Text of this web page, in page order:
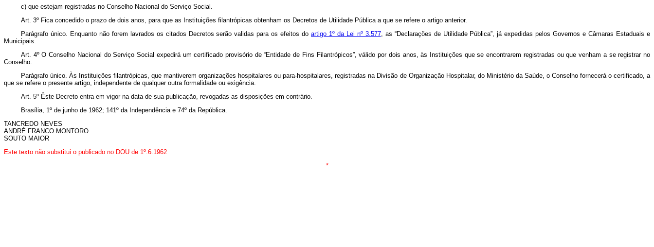
c) que estejam registradas no Conselho Nacional do Serviço Social.
Art. 3º Fica concedido o prazo de dois anos, para que as Instituições filantrópicas obtenham os Decretos de Utilidade Pública a que se refere o artigo anterior.
Parágrafo único. Enquanto não forem lavrados os citados Decretos serão validas para os efeitos doartigo 1º da Lei nº 3.577, as “Declarações de Utilidade Pública”, já expedidas pelos Governos e Câmaras Estaduais e
Municipais.
Art. 4º O Conselho Nacional do Serviço Social expedirá um certificado provisório de “Entidade de Fins Filantrópicos”, válido por dois anos, às Instituições que se encontrarem registradas ou que venham a se registrar no
Conselho.
Parágrafo único. Às Instituições filantrópicas, que mantiverem organizações hospitalares ou para-hospitalares, registradas na Divisão de Organização Hospitalar, do Ministério da Saúde, o Conselho fornecerá o certificado, a
que se refere o presente artigo, independente de qualquer outra formalidade ou exigência.
Art. 5º Êste Decreto entra em vigor na data de sua publicação, revogadas as disposições em contrário.
Brasília, 1º de junho de 1962; 141º da Independência e 74º da República.
TANCREDO NEVES
ANDRÉ FRANCO MONTORO
SOUTO MAIOR
Este texto não substitui o publicado no DOU de 1º.6.1962
*